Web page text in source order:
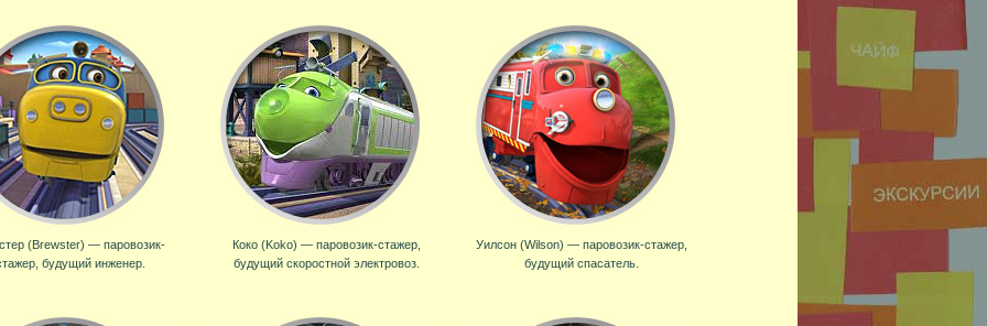
(Brewster) — паровозик-
будущий инженер.
Коко (Koko) — паровозик-стажер,
будущий скоростной электровоз.
Уилсон (Wilson) — паровозик-стажер,
будущий спасатель.